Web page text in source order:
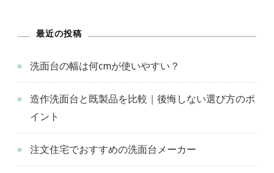
最近の投稿
洗面台の幅は何cmが使いやすい？
造作洗面台と既製品を比較｜後悔しない選び方のポ
イント
注文住宅でおすすめの洗面台メーカー